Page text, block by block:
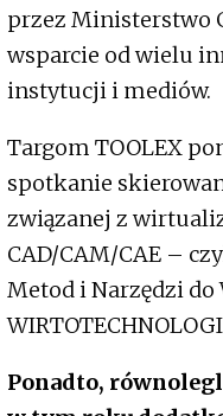
przez Ministerstwo
wsparcie od wielu
instytucji i mediów.
Targom TOOLEX
spotkanie
związanej z
CAD/CAM/CAE –
Metod i Narzędzi
Ponadto,